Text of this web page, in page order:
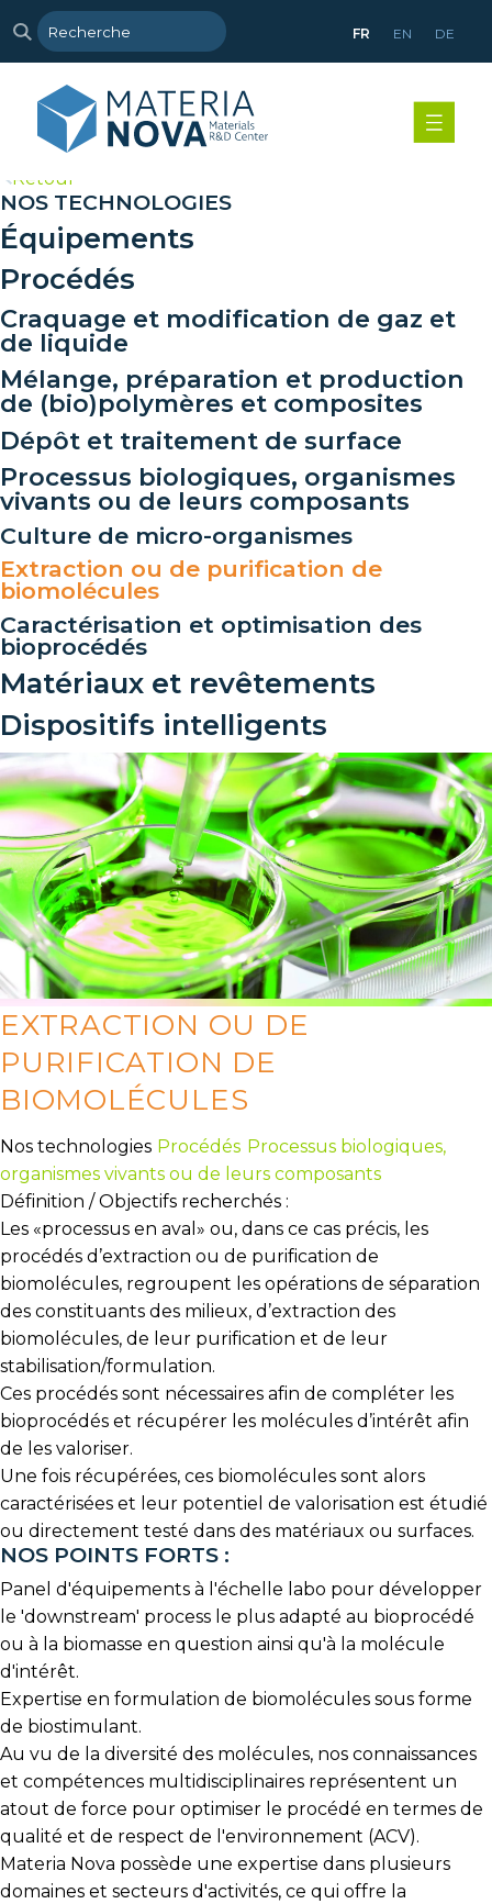
FR EN DE
Retour
NOS TECHNOLOGIES
Équipements
Procédés
Craquage et modification de gaz et
de liquide
Mélange, préparation et production
de (bio)polymères et composites
Dépôt et traitement de surface
Processus biologiques, organismes
vivants ou de leurs composants
Culture de micro-organismes
Extraction ou de purification de
biomolécules
Caractérisation et optimisation des
bioprocédés
Matériaux et revêtements
Dispositifs intelligents
EXTRACTION OU DE
PURIFICATION DE
BIOMOLÉCULES
Nos technologies Procédés Processus biologiques,
organismes vivants ou de leurs composants
Définition / Objectifs recherchés :
Les «processus en aval » ou, dans ce cas précis, les
procédés d’extraction ou de purification de
biomolécules, regroupent les opérations de séparation
des constituants des milieux, d’extraction des
biomolécules, de leur purification et de leur
stabilisation/formulation.
Ces procédés sont nécessaires afin de compléter les
bioprocédés et récupérer les molécules d’intérêt afin
de les valoriser.
Une fois récupérées, ces biomolécules sont alors
caractérisées et leur potentiel de valorisation est étudié
ou directement testé dans des matériaux ou surfaces.
NOS POINTS FORTS :
Panel d'équipements à l'échelle labo pour développer
le 'downstream' process le plus adapté au bioprocédé
ou à la biomasse en question ainsi qu'à la molécule
d'intérêt.
Expertise en formulation de biomolécules sous forme
de biostimulant.
Au vu de la diversité des molécules, nos connaissances
et compétences multidisciplinaires représentent un
atout de force pour optimiser le procédé en termes de
qualité et de respect de l'environnement (ACV).
Materia Nova possède une expertise dans plusieurs
domaines et secteurs d'activités, ce qui offre la